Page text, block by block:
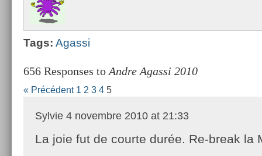
Tags: Agas­si
656 Responses to Andre Agassi 2010
« Précédent 1 2 3 4 5
Sylvie 4 novembre 2010 at 21:33
La joie fut de courte durée. Re-break la